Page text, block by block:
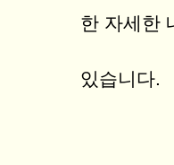
한 자세한
있습니다.